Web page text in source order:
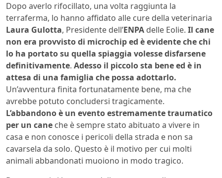
Dopo averlo rifocillato, una volta raggiunta la
terraferma, lo hanno affidato alle cure della veterinaria
Laura Gulotta, Presidente dell’ENPA delle Eolie. Il cane
non era provvisto di microchip ed è evidente che chi
lo ha portato su quella spiaggia volesse disfarsene
definitivamente. Adesso il piccolo sta bene ed è in
attesa di una famiglia che possa adottarlo.
Un’avventura finita fortunatamente bene, ma che
avrebbe potuto concludersi tragicamente.
L’abbandono è un evento estremamente traumatico
per un cane che è sempre stato abituato a vivere in
casa e non conosce i pericoli della strada e non sa
cavarsela da solo. Questo è il motivo per cui molti
animali abbandonati muoiono in modo tragico.